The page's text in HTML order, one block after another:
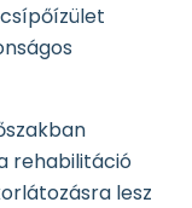
rehabilitáció
lesz